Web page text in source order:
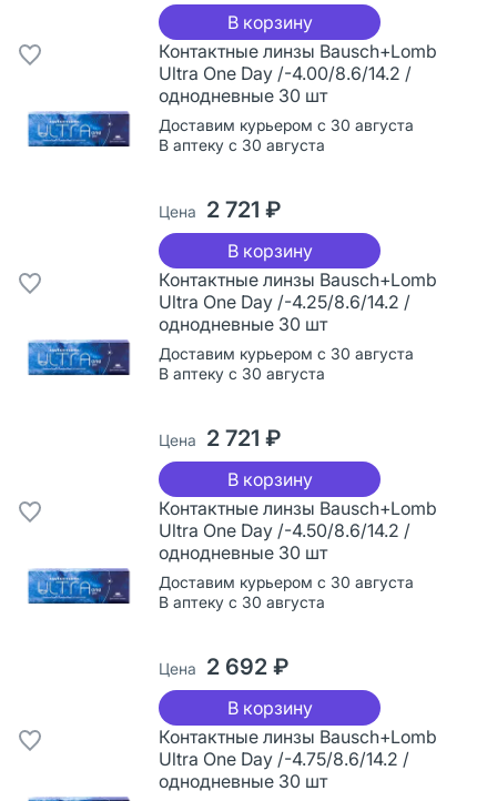
В корзину
Контактные линзы Bausch+Lomb
Ultra One Day /-4.00/8.6/14.2 /
однодневные 30 шт
Доставим курьером с 30 августа
В аптеку с 30 августа
Цена 2 721 ₽
В корзину
Контактные линзы Bausch+Lomb
Ultra One Day /-4.25/8.6/14.2 /
однодневные 30 шт
Доставим курьером с 30 августа
В аптеку с 30 августа
Цена 2 721 ₽
В корзину
Контактные линзы Bausch+Lomb
Ultra One Day /-4.50/8.6/14.2 /
однодневные 30 шт
Доставим курьером с 30 августа
В аптеку с 30 августа
Цена 2 692 ₽
В корзину
Контактные линзы Bausch+Lomb
Ultra One Day /-4.75/8.6/14.2 /
однодневные 30 шт